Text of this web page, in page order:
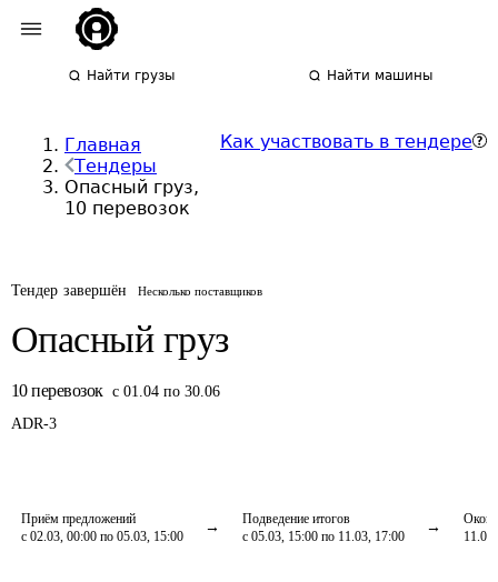
Найти грузы Найти машины
Главная
Тендеры
Опасный груз,
10 перевозок
Как участвовать в тендере
Тендер завершён Несколько поставщиков
Опасный груз
10 перевозок с 01.04 по 30.06
ADR-3
Приём предложений
с 02.03, 00:00 по 05.03, 15:00
Подведение итогов
с 05.03, 15:00 по 11.03, 17:00